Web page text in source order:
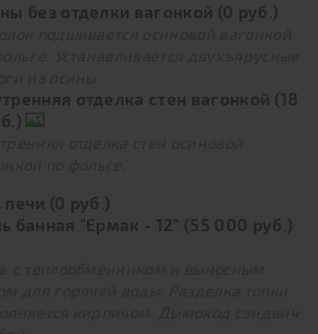
без отделки вагонкой (0 руб.)
отделка стен вагонкой (18
печи (0 руб.)
банная "Ермак - 12" (55 000 руб.)